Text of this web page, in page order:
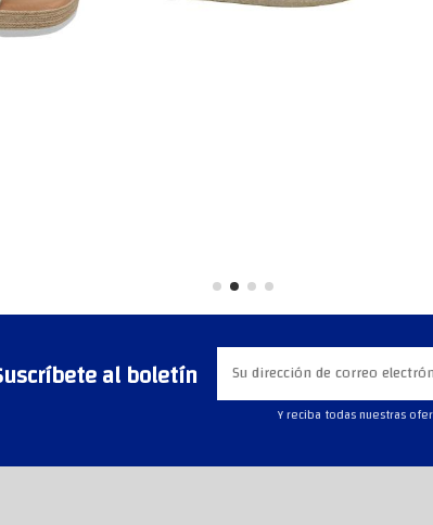
al boletín
Y reciba todas nuestras